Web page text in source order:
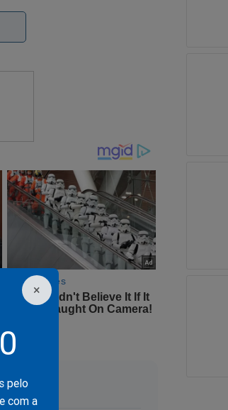
×
pelo
com a
os acampamentos e ir para
Institutos, empreiteiras
de cargos, pré-falências da
sobre o STF vem